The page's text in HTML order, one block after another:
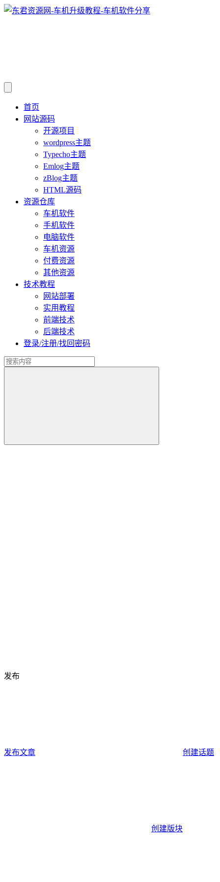
首页
网站源码
开源项目
wordpress主题
Typecho主题
Emlog主题
zBlog主题
HTML源码
资源仓库
车机软件
手机软件
电脑软件
车机资源
付费资源
其他资源
技术教程
网站部署
实用教程
前端技术
后端技术
登录/注册/找回密码
发布
发布文章 创建话题
创建版块